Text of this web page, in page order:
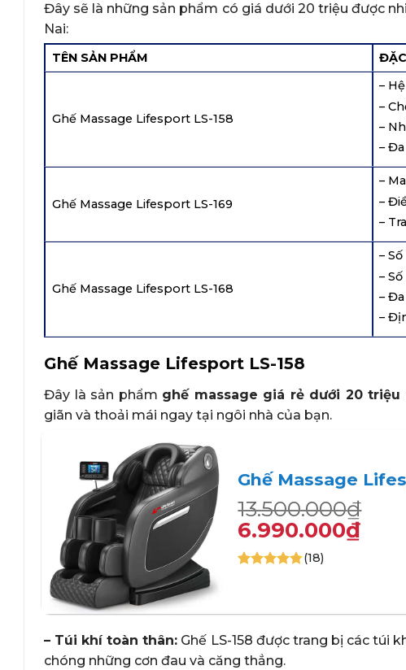
Đây sẽ là những sản phẩm có giá dưới 20 triệu được
Nai:
TÊN SẢN PHẨM
Ghế Massage Lifesport LS-158
–
–
–
–
Ghế Massage Lifesport LS-169
–
–
–
Ghế Massage Lifesport LS-168
–
–
–
–
Ghế Massage Lifesport LS-158
Đây là sản phẩm ghế massage giá rẻ dưới 20 triệu
giãn và thoải mái ngay tại ngôi nhà của bạn.
+
Ghế Massage
13.500.000₫
Giá
gốc
là:
13.500.000₫.
6.990.000₫
Giá
hiện
tại
là:
(18)
– Túi khí toàn thân: Ghế LS-158 được trang bị các túi
chóng những cơn đau và căng thẳng.